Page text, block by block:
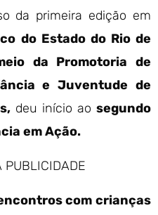
da primeira edição em
do Estado do Rio de
da Promotoria de
e Juventude de
deu início ao segundo
em Ação.
PUBLICIDADE
com crianças